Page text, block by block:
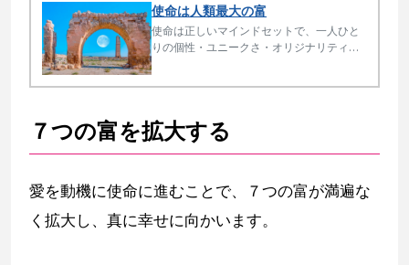
使命は人類最大の富
使命は正しいマインドセットで、一人ひと
りの個性・ユニークさ・オリジナリティを
７つの富を拡大する
愛を動機に使命に進むことで、７つの富が満遍な
く拡大し、真に幸せに向かいます。